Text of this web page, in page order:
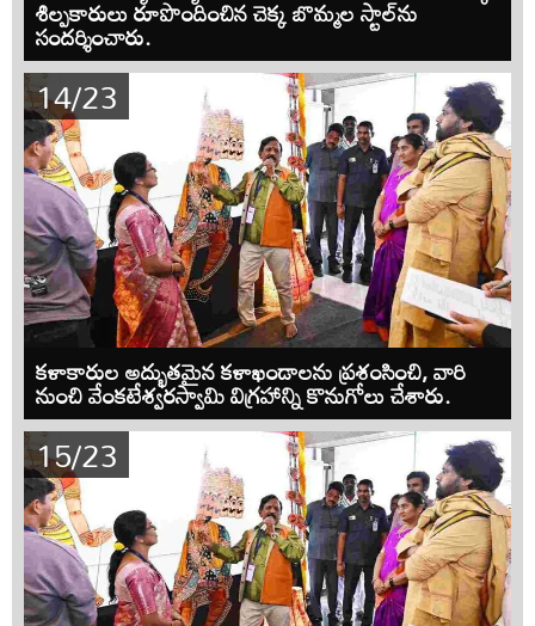
శిల్పకారులు రూపొందించిన చెక్క బొమ్మల స్టాల్‌ను
సందర్శించారు.
14/23
కళాకారుల అద్భుతమైన కళాఖండాలను ప్రశంసించి, వారి
నుంచి వేంకటేశ్వరస్వామి విగ్రహాన్ని కొనుగోలు చేశారు.
15/23